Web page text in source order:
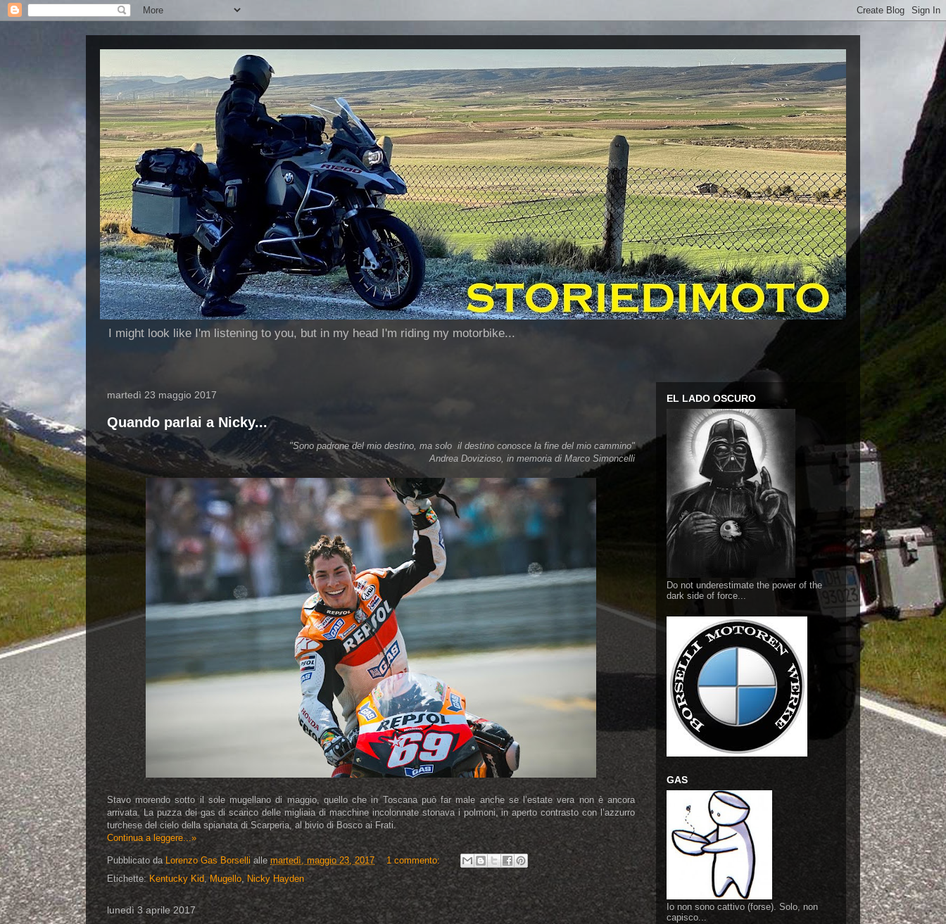
I might look like I'm listening to you, but in my head I'm riding my motorbike...
martedì 23 maggio 2017
Quando parlai a Nicky...
"Sono padrone del mio destino, ma solo il destino conosce la fine del mio cammino"
Andrea Dovizioso, in memoria di Marco Simoncelli
Stavo morendo sotto il sole mugellano di maggio, quello che in Toscana può far male anche se l’estate vera non è ancora
arrivata. La puzza dei gas di scarico delle migliaia di macchine incolonnate stonava i polmoni, in aperto contrasto con l’azzurro
turchese del cielo della spianata di Scarperia, al bivio di Bosco ai Frati.
Continua a leggere...»
Pubblicato da Lorenzo Gas Borselli alle martedì, maggio 23, 2017
1 commento:
Etichette:Kentucky Kid,Mugello, Nicky Hayden
lunedì 3 aprile 2017
EL LADO OSCURO
Do not underestimate the power of the
dark side of force...
GAS
Io non sono cattivo (forse). Solo, non
capisco...